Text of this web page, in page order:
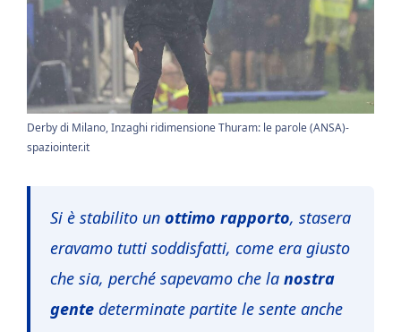
Derby di Milano, Inzaghi ridimensione Thuram: le parole (ANSA)-
spaziointer.it
Si è stabilito un ottimo rapporto, stasera
eravamo tutti soddisfatti, come era giusto
che sia, perché sapevamo che la nostra
gente determinate partite le sente anche